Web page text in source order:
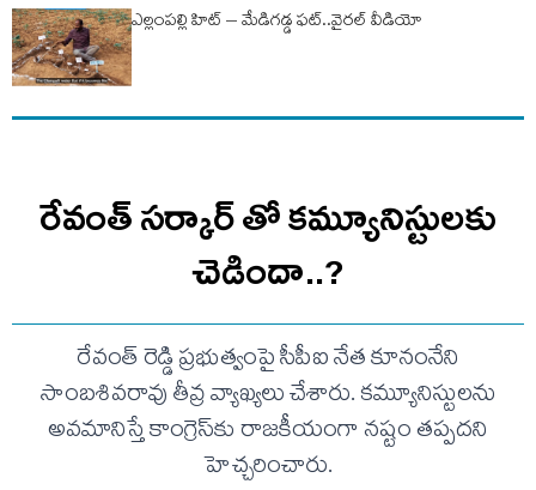
ఎల్లంపల్లి హిట్ – మేడిగడ్డ ఫట్..వైరల్ వీడియో
రేవంత్ సర్కార్ తో కమ్యూనిస్టులకు
చెడిందా..?
రేవంత్ రెడ్డి ప్రభుత్వంపై సీపీఐ నేత కూనంనేని
సాంబశివరావు తీవ్ర వ్యాఖ్యలు చేశారు. కమ్యూనిస్టులను
అవమానిస్తే కాంగ్రెస్‌కు రాజకీయంగా నష్టం తప్పదని
హెచ్చరించారు.